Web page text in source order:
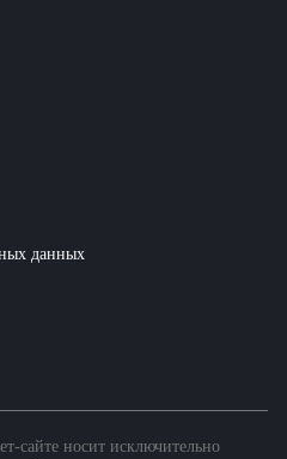
данных
сайте носит исключительно